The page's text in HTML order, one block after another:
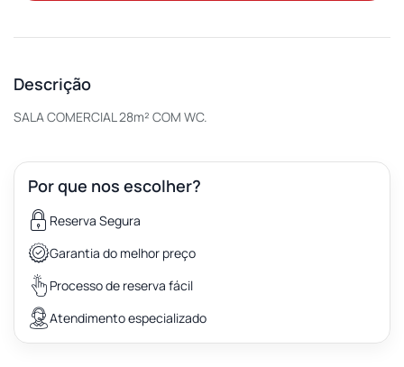
Descrição
SALA COMERCIAL 28m² COM WC.
Por que nos escolher?
Reserva Segura
Garantia do melhor preço
Processo de reserva fácil
Atendimento especializado